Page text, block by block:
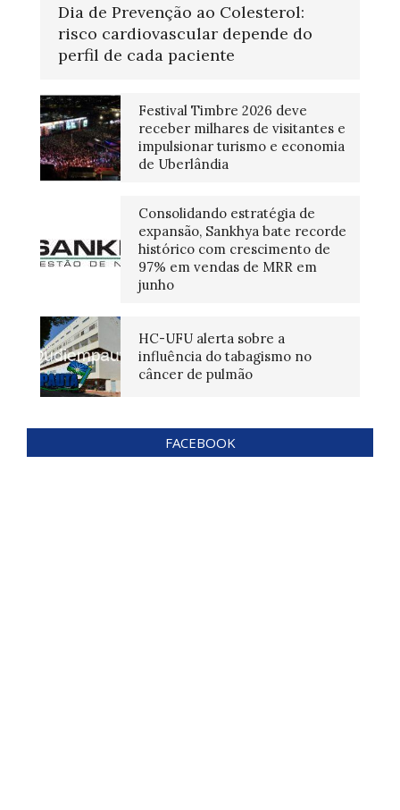
Dia de Prevenção ao Colesterol:
risco cardiovascular depende do
perfil de cada paciente
Festival Timbre 2026 deve
receber milhares de visitantes e
impulsionar turismo e economia
de Uberlândia
Consolidando estratégia de
expansão, Sankhya bate recorde
histórico com crescimento de
97% em vendas de MRR em
junho
HC-UFU alerta sobre a
influência do tabagismo no
câncer de pulmão
FACEBOOK